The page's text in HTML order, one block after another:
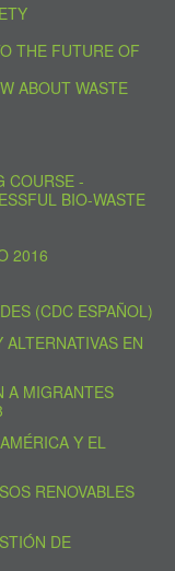
THE FUTURE OF
ABOUT WASTE
COURSE -
BIO-WASTE
2016
(CDC ESPAÑOL)
EN
A MIGRANTES
Y EL
RENOVABLES
DE